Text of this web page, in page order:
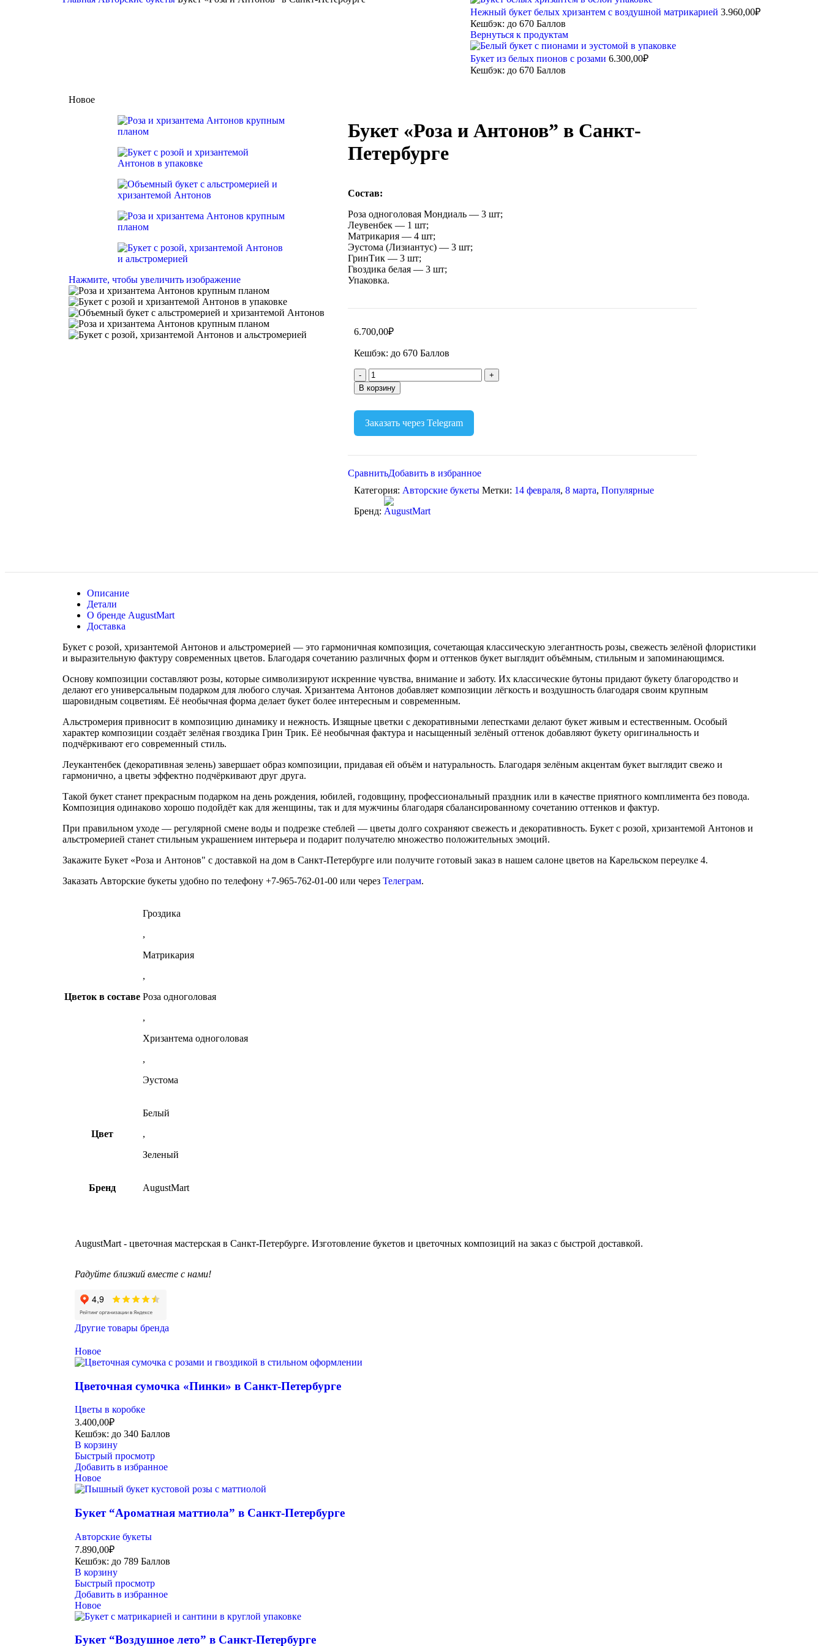
Нежный букет белых хризантем с воздушной матрикарией 3.960,00₽
Кешбэк: до 670 Баллов
Вернуться к продуктам
Букет из белых пионов с розами 6.300,00₽
Кешбэк: до 670 Баллов
Новое
Нажмите, чтобы увеличить изображение
Букет «Роза и Антонов” в Санкт-
Петербурге
Состав:
Роза одноголовая Мондиаль — 3 шт;
Леувенбек — 1 шт;
Матрикария — 4 шт;
Эустома (Лизиантус) — 3 шт;
ГринТик — 3 шт;
Гвоздика белая — 3 шт;
Упаковка.
6.700,00₽
Кешбэк: до 670 Баллов
В корзину
Заказать через Telegram
СравнитьДобавить в избранное
Категория: Авторские букеты Метки: 14 февраля, 8 марта, Популярные
Бренд:
Описание
Детали
О бренде AugustMart
Доставка
Букет с розой, хризантемой Антонов и альстромерией — это гармоничная композиция, сочетающая классическую элегантность розы, свежесть зелёной флористики
и выразительную фактуру современных цветов. Благодаря сочетанию различных форм и оттенков букет выглядит объёмным, стильным и запоминающимся.
Основу композиции составляют розы, которые символизируют искренние чувства, внимание и заботу. Их классические бутоны придают букету благородство и
делают его универсальным подарком для любого случая. Хризантема Антонов добавляет композиции лёгкость и воздушность благодаря своим крупным
шаровидным соцветиям. Её необычная форма делает букет более интересным и современным.
Альстромерия привносит в композицию динамику и нежность. Изящные цветки с декоративными лепестками делают букет живым и естественным. Особый
характер композиции создаёт зелёная гвоздика Грин Трик. Её необычная фактура и насыщенный зелёный оттенок добавляют букету оригинальность и
подчёркивают его современный стиль.
Леукантенбек (декоративная зелень) завершает образ композиции, придавая ей объём и натуральность. Благодаря зелёным акцентам букет выглядит свежо и
гармонично, а цветы эффектно подчёркивают друг друга.
Такой букет станет прекрасным подарком на день рождения, юбилей, годовщину, профессиональный праздник или в качестве приятного комплимента без повода.
Композиция одинаково хорошо подойдёт как для женщины, так и для мужчины благодаря сбалансированному сочетанию оттенков и фактур.
При правильном уходе — регулярной смене воды и подрезке стеблей — цветы долго сохраняют свежесть и декоративность. Букет с розой, хризантемой Антонов и
альстромерией станет стильным украшением интерьера и подарит получателю множество положительных эмоций.
Закажите Букет «Роза и Антонов" c доставкой на дом в Санкт-Петербурге или получите готовый заказ в нашем салоне цветов на Карельском переулке 4.
Заказать Авторские букеты удобно по телефону +7-965-762-01-00 или через Телеграм.
Цветок в составе
Гроздика
,
Матрикария
,
Роза одноголовая
,
Хризантема одноголовая
,
Эустома
Цвет
Белый
,
Зеленый
Бренд AugustMart
AugustMart - цветочная мастерская в Санкт-Петербурге. Изготовление букетов и цветочных композиций на заказ c быстрой доставкой.
Радуйте близкий вместе с нами!
Другие товары бренда
Новое
Цветочная сумочка «Пинки» в Санкт-Петербурге
Цветы в коробке
3.400,00₽
Кешбэк: до 340 Баллов
В корзину
Быстрый просмотр
Добавить в избранное
Новое
Букет “Ароматная маттиола” в Санкт-Петербурге
Авторские букеты
7.890,00₽
Кешбэк: до 789 Баллов
В корзину
Быстрый просмотр
Добавить в избранное
Новое
Букет “Воздушное лето” в Санкт-Петербурге